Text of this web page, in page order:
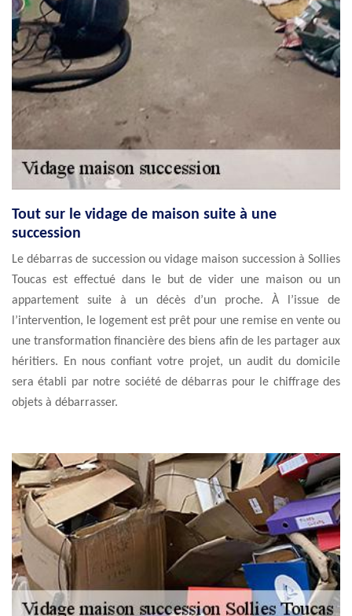
Tout sur le vidage de maison suite à une
succession
Le débarras de succession ou vidage maison succession à Sollies
Toucas est effectué dans le but de vider une maison ou un
appartement suite à un décès d’un proche. À l’issue de
l’intervention, le logement est prêt pour une remise en vente ou
une transformation financière des biens afin de les partager aux
héritiers. En nous confiant votre projet, un audit du domicile
sera établi par notre société de débarras pour le chiffrage des
objets à débarrasser.